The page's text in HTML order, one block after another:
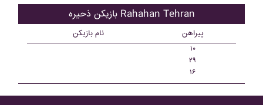
بازیکن ذحیره Rahahan Tehran
نام بازیکن پیراهن
۱۰
۲۹
۱۶